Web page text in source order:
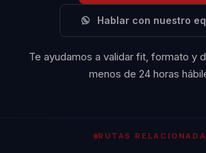
Hablar con nuestro
Te ayudamos a validar fit, formato y
menos de 24 horas
RUTAS